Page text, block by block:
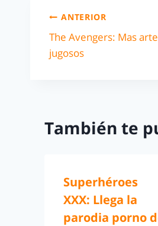
ANTERIOR
The Avengers: Mas
jugosos
También te
Superhéroes
XXX: Llega la
parodia porno